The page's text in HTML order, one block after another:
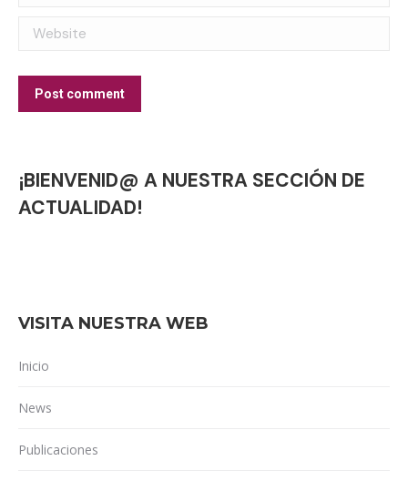
Website
Post comment
¡BIENVENID@ A NUESTRA SECCIÓN DE
ACTUALIDAD!
VISITA NUESTRA WEB
Inicio
News
Publicaciones